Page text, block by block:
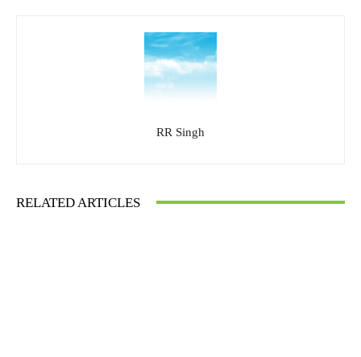
RR Singh
RELATED ARTICLES